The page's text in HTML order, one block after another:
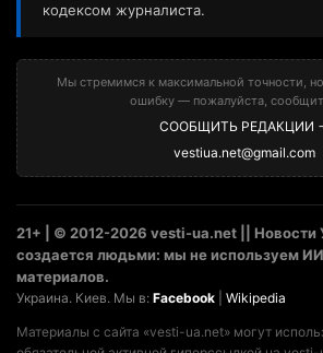
кодексом журналиста.
Мы стремимся к максимальной точности,
ошибку — пожалуйста,
СООБЩИТЬ РЕДАКЦИИ
vestiua.net@gmail.com
21+ | © 2012-2026 vesti-ua.net || Новости
создается людьми: мы не используем
материалов.
Украина. Киев. Мы в: Facebook Wikipedia
Материалы с сайта «vesti-ua.net» могут